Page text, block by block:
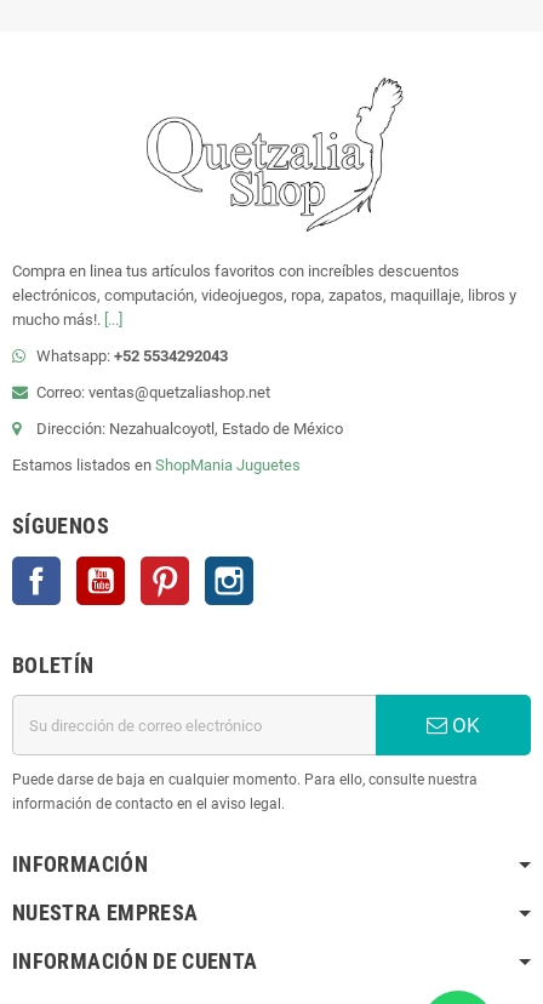
Compra en linea tus artículos favoritos con increíbles descuentos
electrónicos, computación, videojuegos, ropa, zapatos, maquillaje, libros y
mucho más!. [...]
Whatsapp: +52 5534292043
Correo: ventas@quetzaliashop.net
Dirección: Nezahualcoyotl, Estado de México
Estamos listados en ShopMania Juguetes
SÍGUENOS
Facebook YouTube Pinterest
BOLETÍN
OK
Puede darse de baja en cualquier momento. Para ello, consulte nuestra
información de contacto en el aviso legal.
INFORMACIÓN
NUESTRA EMPRESA
INFORMACIÓN DE CUENTA